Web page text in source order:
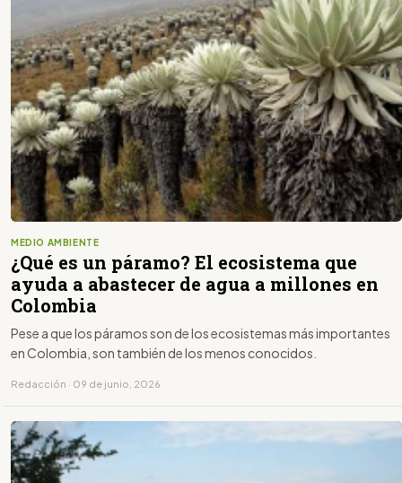
MEDIO AMBIENTE
¿Qué es un páramo? El ecosistema que
ayuda a abastecer de agua a millones en
Colombia
Pese a que los páramos son de los ecosistemas más importantes
en Colombia, son también de los menos conocidos.
Redacción · 09 de junio, 2026